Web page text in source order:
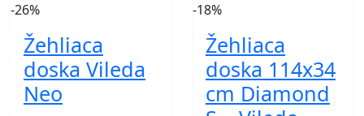
-26%
Žehliaca
doska Vileda
Neo
-18%
Žehliaca
doska 114x34
cm Diamond